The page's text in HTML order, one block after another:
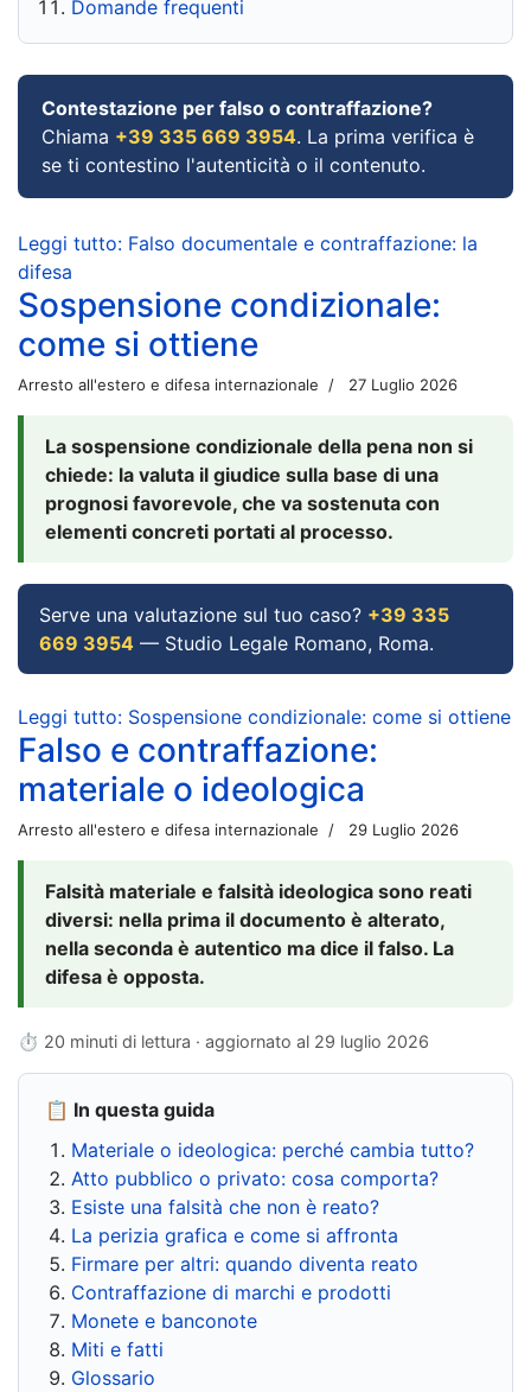
Domande frequenti
Contestazione per falso o contraffazione?
Chiama +39 335 669 3954. La prima verifica è
se ti contestino l'autenticità o il contenuto.
Leggi tutto: Falso documentale e contraffazione: la
difesa
Sospensione condizionale:
come si ottiene
Arresto all'estero e difesa internazionale 27 Luglio 2026
La sospensione condizionale della pena non si
chiede: la valuta il giudice sulla base di una
prognosi favorevole, che va sostenuta con
elementi concreti portati al processo.
Serve una valutazione sul tuo caso? +39 335
669 3954 — Studio Legale Romano, Roma.
Leggi tutto: Sospensione condizionale: come si ottiene
Falso e contraffazione:
materiale o ideologica
Arresto all'estero e difesa internazionale 29 Luglio 2026
Falsità materiale e falsità ideologica sono reati
diversi: nella prima il documento è alterato,
nella seconda è autentico ma dice il falso. La
difesa è opposta.
⏱ 20 minuti di lettura · aggiornato al 29 luglio 2026
📋 In questa guida
Materiale o ideologica: perché cambia tutto?
Atto pubblico o privato: cosa comporta?
Esiste una falsità che non è reato?
La perizia grafica e come si affronta
Firmare per altri: quando diventa reato
Contraffazione di marchi e prodotti
Monete e banconote
Miti e fatti
Glossario